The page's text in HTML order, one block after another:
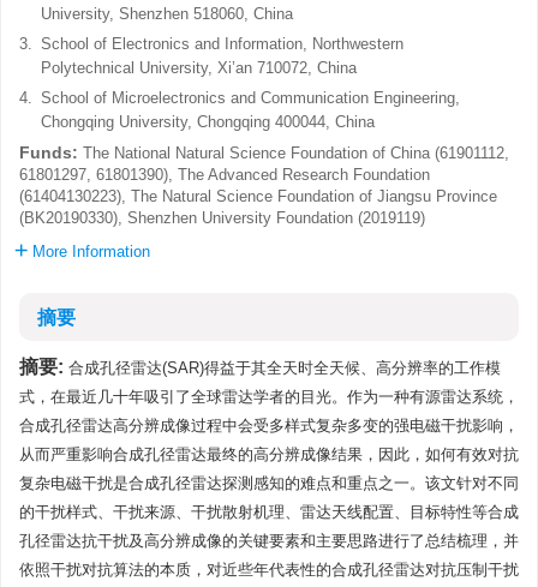
University, Shenzhen 518060, China
3. School of Electronics and Information, Northwestern
Polytechnical University, Xi’an 710072, China
4. School of Microelectronics and Communication Engineering,
Chongqing University, Chongqing 400044, China
Funds: The National Natural Science Foundation of China (61901112,
61801297, 61801390), The Advanced Research Foundation
(61404130223), The Natural Science Foundation of Jiangsu Province
(BK20190330), Shenzhen University Foundation (2019119)
More Information
摘要
摘要: 合成孔径雷达(SAR)得益于其全天时全天候、高分辨率的工作模
式，在最近几十年吸引了全球雷达学者的目光。作为一种有源雷达系统，
合成孔径雷达高分辨成像过程中会受多样式复杂多变的强电磁干扰影响，
从而严重影响合成孔径雷达最终的高分辨成像结果，因此，如何有效对抗
复杂电磁干扰是合成孔径雷达探测感知的难点和重点之一。该文针对不同
的干扰样式、干扰来源、干扰散射机理、雷达天线配置、目标特性等合成
孔径雷达抗干扰及高分辨成像的关键要素和主要思路进行了总结梳理，并
依照干扰对抗算法的本质，对近些年代表性的合成孔径雷达对抗压制干扰